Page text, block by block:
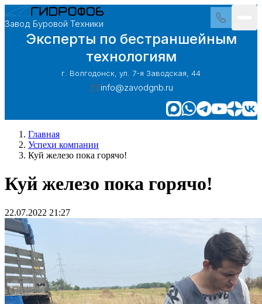
Завод Буровой Техники
Эксперты по бестраншейным
технологиям
г. Волгодонск, ул. 7-я Заводская, 44
info@zavodgnb.ru
Главная
Успехи компании
Куй железо пока горячо!
Куй железо пока горячо!
22.07.2022 21:27